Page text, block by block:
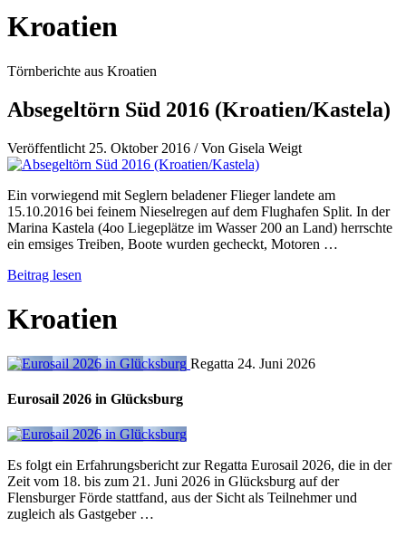
Kroatien
Törnberichte aus Kroatien
Absegeltörn Süd 2016 (Kroatien/Kastela)
Veröffentlicht 25. Oktober 2016 /Von Gisela Weigt
Ein vorwiegend mit Seglern beladener Flieger landete am
15.10.2016 bei feinem Nieselregen auf dem Flughafen Split. In der
Marina Kastela (4oo Liegeplätze im Wasser 200 an Land) herrschte
ein emsiges Treiben, Boote wurden gecheckt, Motoren …
Beitrag lesen
Kroatien
Regatta 24. Juni 2026
Eurosail 2026 in Glücksburg
Es folgt ein Erfahrungsbericht zur Regatta Eurosail 2026, die in der
Zeit vom 18. bis zum 21. Juni 2026 in Glücksburg auf der
Flensburger Förde stattfand, aus der Sicht als Teilnehmer und
zugleich als Gastgeber …